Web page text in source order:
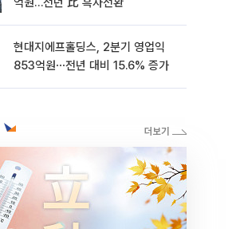
현대지에프홀딩스, 2분기 영업익
853억원⋯전년 대비 15.6% 증가